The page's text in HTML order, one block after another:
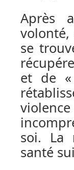
Après
se
et de
soi. La
santé